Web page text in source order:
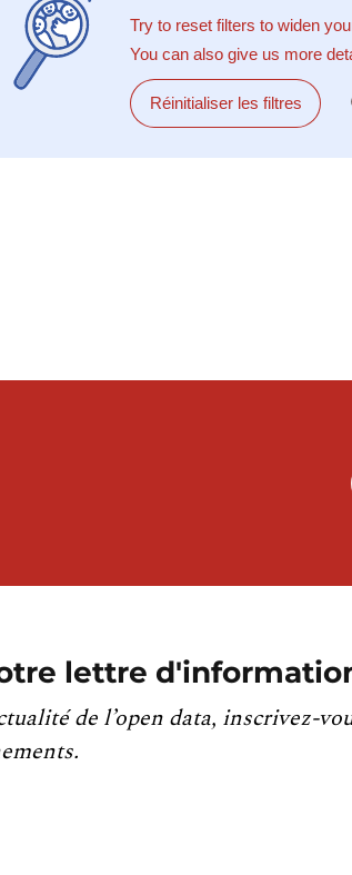
Try to reset filters to widen
You can also give us more
Réinitialiser les filtres
lettre
de l’open data, inscrivez-